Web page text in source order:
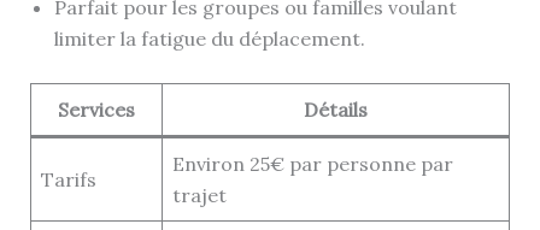
Parfait pour les groupes ou familles voulant
limiter la fatigue du déplacement.
Services Détails
Tarifs
Environ 25€ par personne par
trajet